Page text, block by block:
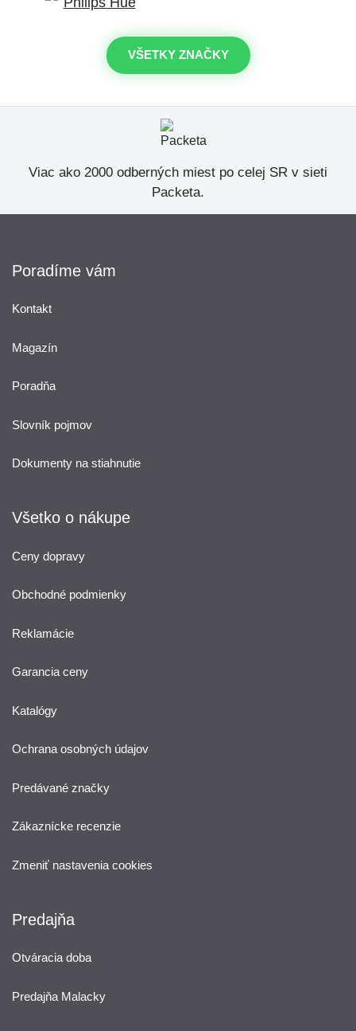
VŠETKY ZNAČKY
Viac ako 2000 odberných miest po celej SR v sieti
Packeta.
Poradíme vám
Kontakt
Magazín
Poradňa
Slovník pojmov
Dokumenty na stiahnutie
Všetko o nákupe
Ceny dopravy
Obchodné podmienky
Reklamácie
Garancia ceny
Katalógy
Ochrana osobných údajov
Predávané značky
Zákaznícke recenzie
Zmeniť nastavenia cookies
Predajňa
Otváracia doba
Predajňa Malacky